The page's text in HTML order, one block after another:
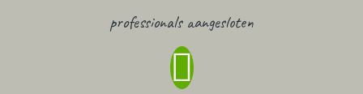
professionals aangesloten